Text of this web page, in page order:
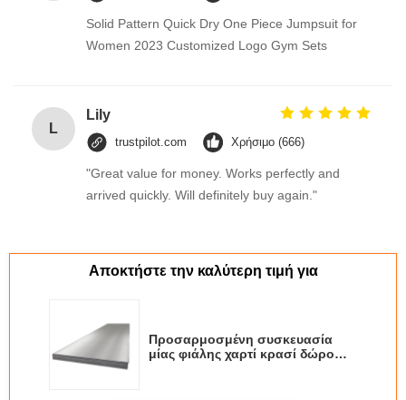
Solid Pattern Quick Dry One Piece Jumpsuit for
Women 2023 Customized Logo Gym Sets
L
Lily
trustpilot.com Χρήσιμο (666)
"Great value for money. Works perfectly and
arrived quickly. Will definitely buy again."
Αποκτήστε την καλύτερη τιμή για
Προσαρμοσμένη συσκευασία
μίας φιάλης χαρτί κρασί δώρο